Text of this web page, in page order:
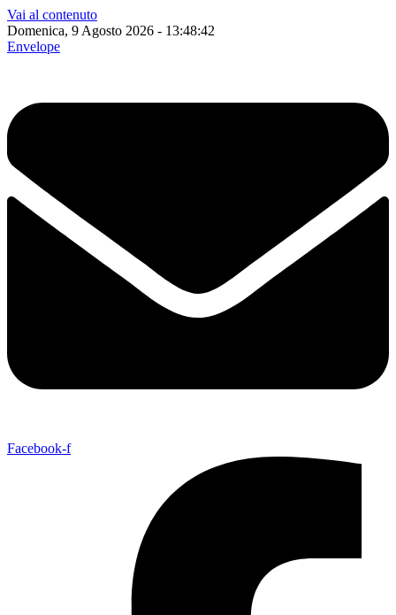
Vai al contenuto
Domenica, 9 Agosto 2026 - 13:48:43
Envelope
Facebook-f